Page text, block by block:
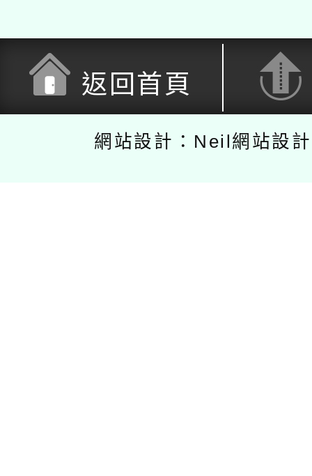
返回首頁
網站設計：Neil網站設